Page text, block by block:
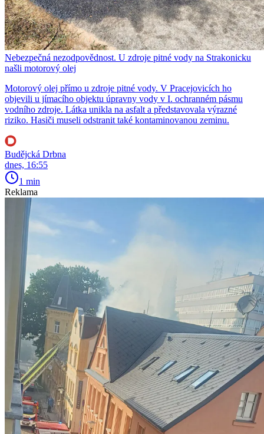
Nebezpečná nezodpovědnost. U zdroje pitné vody na Strakonicku
našli motorový olej
Motorový olej přímo u zdroje pitné vody. V Pracejovicích ho
objevili u jímacího objektu úpravny vody v I. ochranném pásmu
vodního zdroje. Látka unikla na asfalt a představovala výrazné
riziko. Hasiči museli odstranit také kontaminovanou zeminu.
Budějcká Drbna
dnes, 16:55
1 min
Reklama